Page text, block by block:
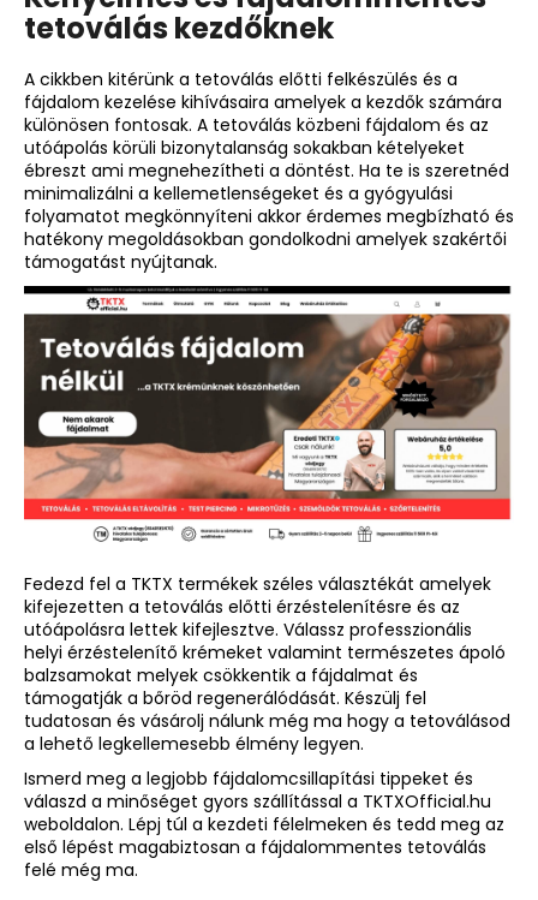
tetoválás kezdőknek
A cikkben kitérünk a tetoválás előtti felkészülés és a
fájdalom kezelése kihívásaira amelyek a kezdők számára
különösen fontosak. A tetoválás közbeni fájdalom és az
utóápolás körüli bizonytalanság sokakban kételyeket
ébreszt ami megnehezítheti a döntést. Ha te is szeretnéd
minimalizálni a kellemetlenségeket és a gyógyulási
folyamatot megkönnyíteni akkor érdemes megbízható és
hatékony megoldásokban gondolkodni amelyek szakértői
támogatást nyújtanak.
Fedezd fel a TKTX termékek széles választékát amelyek
kifejezetten a tetoválás előtti érzéstelenítésre és az
utóápolásra lettek kifejlesztve. Válassz professzionális
helyi érzéstelenítő krémeket valamint természetes ápoló
balzsamokat melyek csökkentik a fájdalmat és
támogatják a bőröd regenerálódását. Készülj fel
tudatosan és vásárolj nálunk még ma hogy a tetoválásod
a lehető legkellemesebb élmény legyen.
Ismerd meg a legjobb fájdalomcsillapítási tippeket és
válaszd a minőséget gyors szállítással a TKTXOfficial.hu
weboldalon. Lépj túl a kezdeti félelmeken és tedd meg az
első lépést magabiztosan a fájdalommentes tetoválás
felé még ma.